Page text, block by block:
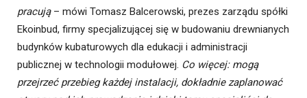
pracują– mówi Tomasz Balcerowski, prezes zarządu spółki
Ekoinbud, firmy specjalizującej się w budowaniu drewnianych
budynków kubaturowych dla edukacji i administracji
publicznej w technologii modułowej. Co więcej: mogą
przejrzeć przebieg każdej instalacji, dokładnie zaplanować